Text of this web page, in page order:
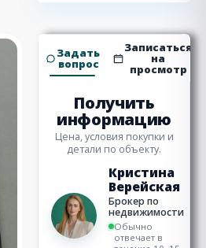
Задать
вопрос
Записаться
на
просмотр
Получить
информацию
Цена, условия покупки и
детали по объекту.
Кристина
Верейская
Брокер по
недвижимости
Обычно
отвечает в